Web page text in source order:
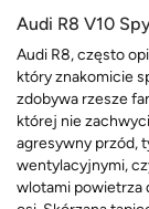
Audi R8 V10
Audi R8, często
który znakomicie
zdobywa rzesze
której nie
agresywny przód,
wentylacyjnymi,
wlotami powietrza